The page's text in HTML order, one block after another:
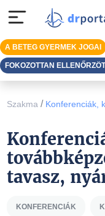
Szakma / Konferenciák,
tavasz,
KONFERENCIÁK
A BETEG GYERMEK JOGAI
FOKOZOTTAN